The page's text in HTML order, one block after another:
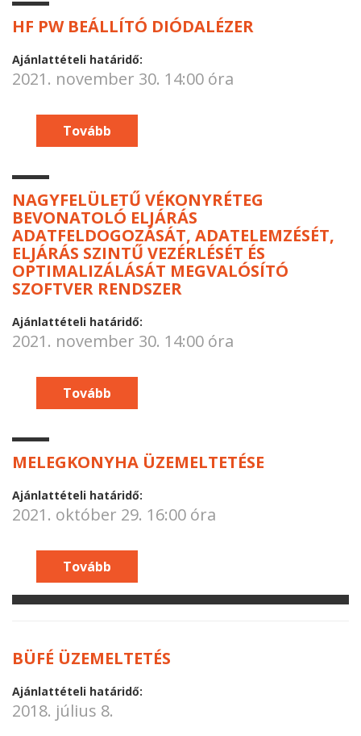
HF PW BEÁLLÍTÓ DIÓDALÉZER
Ajánlattételi határidő:
2021. november 30. 14:00 óra
Tovább
NAGYFELÜLETŰ VÉKONYRÉTEG
BEVONATOLÓ ELJÁRÁS
ADATFELDOGOZÁSÁT, ADATELEMZÉSÉT,
ELJÁRÁS SZINTŰ VEZÉRLÉSÉT ÉS
OPTIMALIZÁLÁSÁT MEGVALÓSÍTÓ
SZOFTVER RENDSZER
Ajánlattételi határidő:
2021. november 30. 14:00 óra
Tovább
MELEGKONYHA ÜZEMELTETÉSE
Ajánlattételi határidő:
2021. október 29. 16:00 óra
Tovább
BÜFÉ ÜZEMELTETÉS
Ajánlattételi határidő:
2018. július 8.